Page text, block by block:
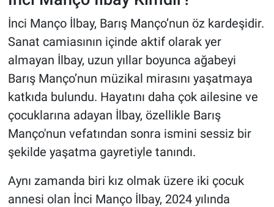
İnci Manço İlbay, Barış Manço’nun öz kardeşidir.
Sanat camiasının içinde aktif olarak yer
almayan İlbay, uzun yıllar boyunca ağabeyi
Barış Manço’nun müzikal mirasını yaşatmaya
katkıda bulundu. Hayatını daha çok ailesine ve
çocuklarına adayan İlbay, özellikle Barış
Manço'nun vefatından sonra ismini sessiz bir
şekilde yaşatma gayretiyle tanındı.
Aynı zamanda biri kız olmak üzere iki çocuk
annesi olan İnci Manço İlbay, 2024 yılında